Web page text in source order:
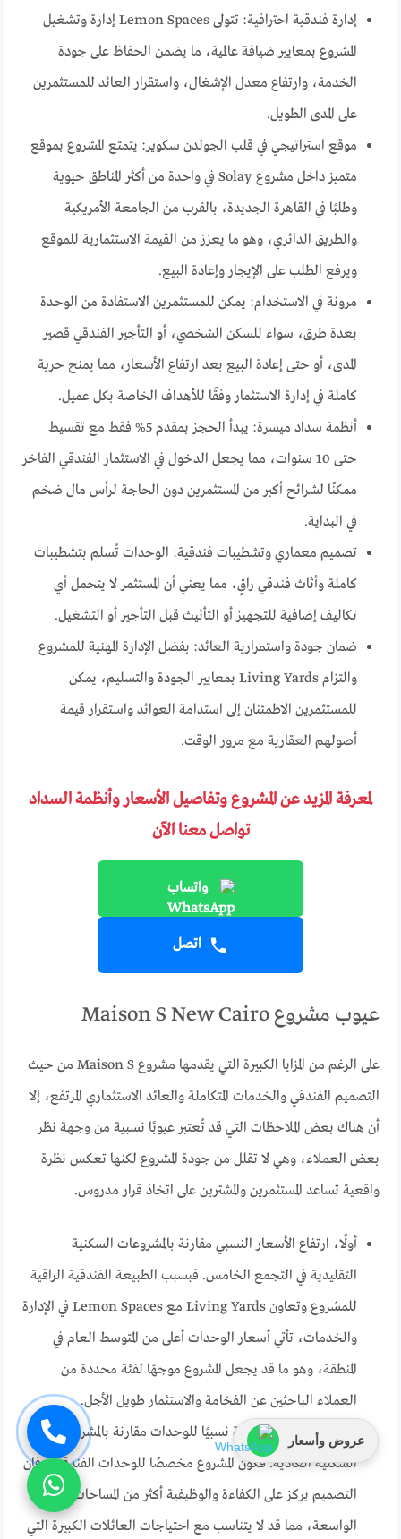
إدارة فندقية احترافية: تتولى Lemon Spaces إدارة وتشغيل
المشروع بمعايير ضيافة عالمية، ما يضمن الحفاظ على جودة
الخدمة، وارتفاع معدل الإشغال، واستقرار العائد للمستثمرين
على المدى الطويل.
موقع استراتيجي في قلب الجولدن سكوير: يتمتع المشروع بموقع
متميز داخل مشروع Solay في واحدة من أكثر المناطق حيوية
وطلبًا في القاهرة الجديدة، بالقرب من الجامعة الأمريكية
والطريق الدائري، وهو ما يعزز من القيمة الاستثمارية للموقع
ويرفع الطلب على الإيجار وإعادة البيع.
مرونة في الاستخدام: يمكن للمستثمرين الاستفادة من الوحدة
بعدة طرق، سواء للسكن الشخصي، أو التأجير الفندقي قصير
المدى، أو حتى إعادة البيع بعد ارتفاع الأسعار، مما يمنح حرية
كاملة في إدارة الاستثمار وفقًا للأهداف الخاصة بكل عميل.
أنظمة سداد ميسرة: يبدأ الحجز بمقدم 5% فقط مع تقسيط
حتى 10 سنوات، مما يجعل الدخول في الاستثمار الفندقي الفاخر
ممكنًا لشرائح أكبر من المستثمرين دون الحاجة لرأس مال ضخم
في البداية.
تصميم معماري وتشطيبات فندقية: الوحدات تُسلم بتشطيبات
كاملة وأثاث فندقي راقٍ، مما يعني أن المستثمر لا يتحمل أي
تكاليف إضافية للتجهيز أو التأثيث قبل التأجير أو التشغيل.
ضمان جودة واستمرارية العائد: بفضل الإدارة المهنية للمشروع
والتزام Living Yards بمعايير الجودة والتسليم، يمكن
للمستثمرين الاطمئنان إلى استدامة العوائد واستقرار قيمة
أصولهم العقارية مع مرور الوقت.
لمعرفة المزيد عن المشروع وتفاصيل الأسعار وأنظمة السداد
تواصل معنا الآن
واتساب
اتصل
عيوب مشروع Maison S New Cairo
على الرغم من المزايا الكبيرة التي يقدمها مشروع Maison S من حيث
التصميم الفندقي والخدمات المتكاملة والعائد الاستثماري المرتفع، إلا
أن هناك بعض الملاحظات التي قد تُعتبر عيوبًا نسبية من وجهة نظر
بعض العملاء، وهي لا تقلل من جودة المشروع لكنها تعكس نظرة
واقعية تساعد المستثمرين والمشترين على اتخاذ قرار مدروس.
أولًا، ارتفاع الأسعار النسبي مقارنة بالمشروعات السكنية
التقليدية في التجمع الخامس. فبسبب الطبيعة الفندقية الراقية
للمشروع وتعاون Living Yards مع Lemon Spaces في الإدارة
والخدمات، تأتي أسعار الوحدات أعلى من المتوسط العام في
المنطقة، وهو ما قد يجعل المشروع موجهًا لفئة محددة من
العملاء الباحثين عن الفخامة والاستثمار طويل الأجل.
ثانيًا، المساحات الصغيرة نسبيًا للوحدات مقارنة بالمشروعات
السكنية العادية. فكون المشروع مخصصًا للوحدات الفندقية، فإن
التصميم يركز على الكفاءة والوظيفية أكثر من المساحات
الواسعة، مما قد لا يتناسب مع احتياجات العائلات الكبيرة التي
عروض وأسعار